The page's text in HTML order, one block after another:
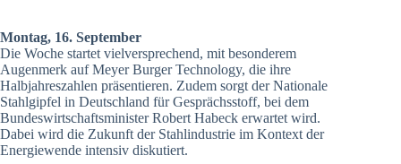
Montag, 16. September
Die Woche startet vielversprechend, mit besonderem
Augenmerk auf Meyer Burger Technology, die ihre
Halbjahreszahlen präsentieren. Zudem sorgt der Nationale
Stahlgipfel in Deutschland für Gesprächsstoff, bei dem
Bundeswirtschaftsminister Robert Habeck erwartet wird.
Dabei wird die Zukunft der Stahlindustrie im Kontext der
Energiewende intensiv diskutiert.